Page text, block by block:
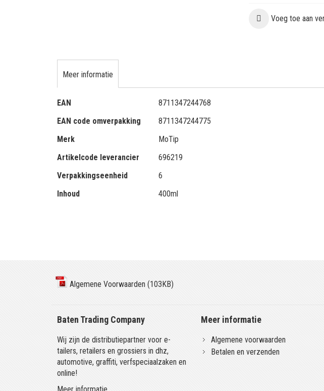
naar
begin
de
afbeeldingen-
Voeg toe aan
Meer informatie
Meer
EAN
8711347244768
EAN code omverpakking
8711347244775
Merk
MoTip
Artikelcode leverancier
696219
Verpakkingseenheid
6
Inhoud
400ml
Algemene Voorwaarden (103KB)
Baten Trading Company
Wij zijn de distributiepartner voor e-
tailers, retailers en grossiers in dhz,
automotive, graffiti, verfspeciaalzaken en
online!
Meer informatie
Algemene voorwaarden
Betalen en verzenden